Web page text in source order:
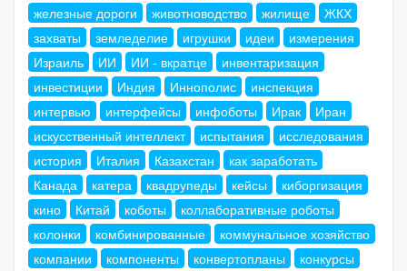
железные дороги
животноводство жилище
ЖКХ
захваты
земледелие игрушки идеи
измерения
Израиль
ИИ ИИ - вкратце
инвентаризация
инвестиции
Индия Иннополис
инспекция
интервью
интерфейсы инфоботы Ирак
Иран
искусственный интеллект
испытания
исследования
история
Италия Казахстан
как заработать
Канада
катера квадрупеды кейсы
киборгизация
кино
Китай коботы
коллаборативные роботы
колонки
комбинированные
коммунальное хозяйство
компании
компоненты конвертопланы
конкурсы